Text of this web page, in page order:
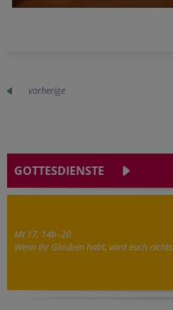
vorherige
GOTTESDIENSTE
Mt 17, 14b–20
Wenn ihr Glauben habt, wird euch